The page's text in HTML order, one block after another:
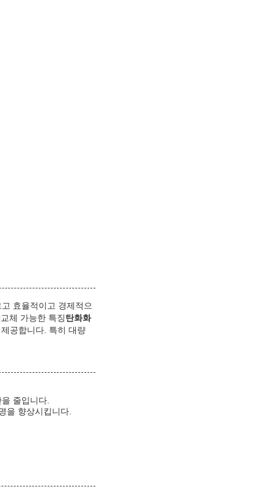
효율적이고 경제적으
교체 가능한 특징탄화화
공합니다. 특히 대량
줄입니다.
을 향상시킵니다.